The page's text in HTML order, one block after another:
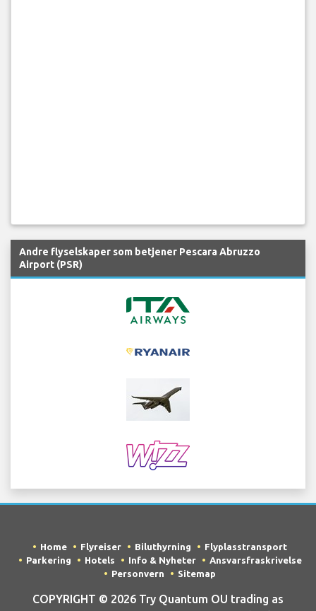
Andre flyselskaper som betjener Pescara Abruzzo
Airport (PSR)
Home Flyreiser Biluthyrning
Flyplasstransport
Parkering
Hotels Info & Nyheter
Ansvarsfraskrivelse
Personvern
Sitemap
COPYRIGHT © 2026 Try Quantum OU trading as